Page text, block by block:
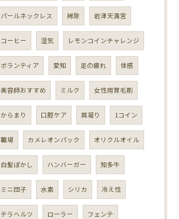
パールネックレス 掃除 岩津天満宮
コーヒー 湿気 レモンコインチャレンジ
ボランティア 愛知 足の疲れ 体感
美容師おすすめ ミルク 女性用育毛剤
からまり 口腔ケア 肩凝り 1コイン
職場 カメレオンパック オリクルオイル
白髪ぼかし ハンバーガー 知多牛
ミニ団子 水素 シリカ 冷え性
テラヘルツ ローラー フェンテ